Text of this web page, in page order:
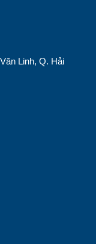
Linh, Q. Hải